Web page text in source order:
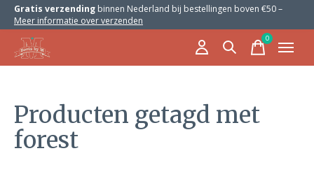
Gratis verzending binnen Nederland bij bestellingen boven €50 –
Meer informatie over verzenden
0items
Producten getagd met
forest